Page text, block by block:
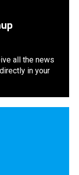
all the news
in your